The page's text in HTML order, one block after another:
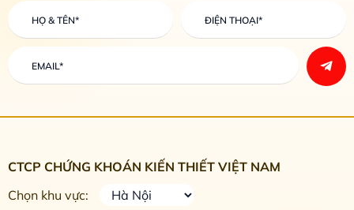
CTCP CHỨNG KHOÁN KIẾN THIẾT VIỆT NAM
Chọn khu vực: